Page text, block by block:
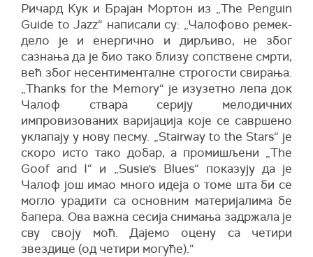
Ричард Кук и Брајан Мортон из „The Penguin
Guide to Jazz“ написали су: „Чалофово ремек-
дело је и енергично и дирљиво, не због
сазнања да је био тако близу сопствене смрти,
већ због несентименталне строгости свирања.
„Thanks for the Memory“ је изузетно лепа док
Чалоф ствара серију мелодичних
импровизованих варијација које се савршено
уклапају у нову песму. „Stairway to the Stars“ је
скоро исто тако добар, а промишљени „The
Goof and I“ и „Susie's Blues“ показују да је
Чалоф још имао много идеја о томе шта би се
могло урадити са основним материјалима бе
бапера. Ова важна сесија снимања задржала је
сву своју моћ. Дајемо оцену са четири
звездице (од четири могуће).“